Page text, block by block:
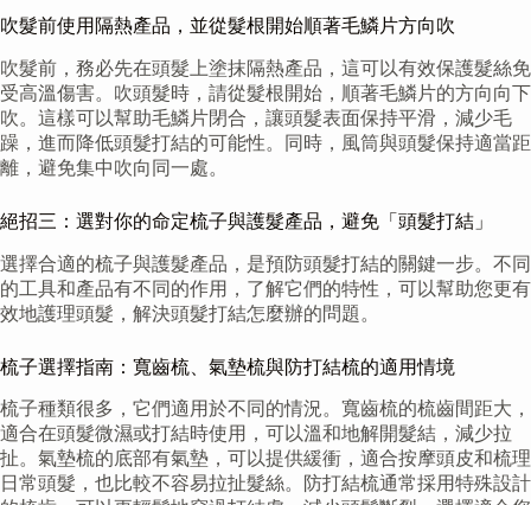
吹髮前使用隔熱產品，並從髮根開始順著毛鱗片方向吹
吹髮前，務必先在頭髮上塗抹隔熱產品，這可以有效保護髮絲免
受高溫傷害。吹頭髮時，請從髮根開始，順著毛鱗片的方向向下
吹。這樣可以幫助毛鱗片閉合，讓頭髮表面保持平滑，減少毛
躁，進而降低頭髮打結的可能性。同時，風筒與頭髮保持適當距
離，避免集中吹向同一處。
絕招三：選對你的命定梳子與護髮產品，避免「頭髮打結」
選擇合適的梳子與護髮產品，是預防頭髮打結的關鍵一步。不同
的工具和產品有不同的作用，了解它們的特性，可以幫助您更有
效地護理頭髮，解決頭髮打結怎麼辦的問題。
梳子選擇指南：寬齒梳、氣墊梳與防打結梳的適用情境
梳子種類很多，它們適用於不同的情況。寬齒梳的梳齒間距大，
適合在頭髮微濕或打結時使用，可以溫和地解開髮結，減少拉
扯。氣墊梳的底部有氣墊，可以提供緩衝，適合按摩頭皮和梳理
日常頭髮，也比較不容易拉扯髮絲。防打結梳通常採用特殊設計